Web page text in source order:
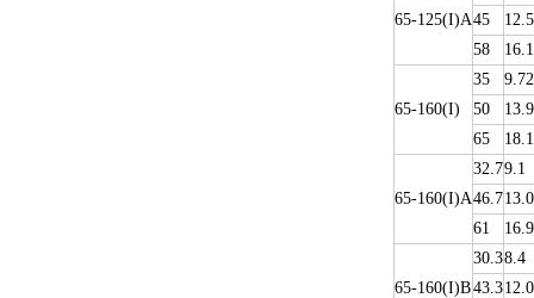
65-125(I)A45
12.5
58
16.1
65-160(I)
35
9.72
50
13.9
65
18.1
65-160(I)A
32.79.1
46.713.0
61
16.9
65-160(I)B
30.38.4
43.312.0